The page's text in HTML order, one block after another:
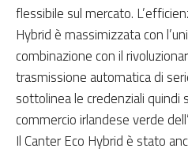
flessibile sul mercato.
Hybrid è massimizzata con
combinazione con il
trasmissione automatica di
sottolinea le credenziali quindi
commercio irlandese verde
Il Canter Eco Hybrid è stato